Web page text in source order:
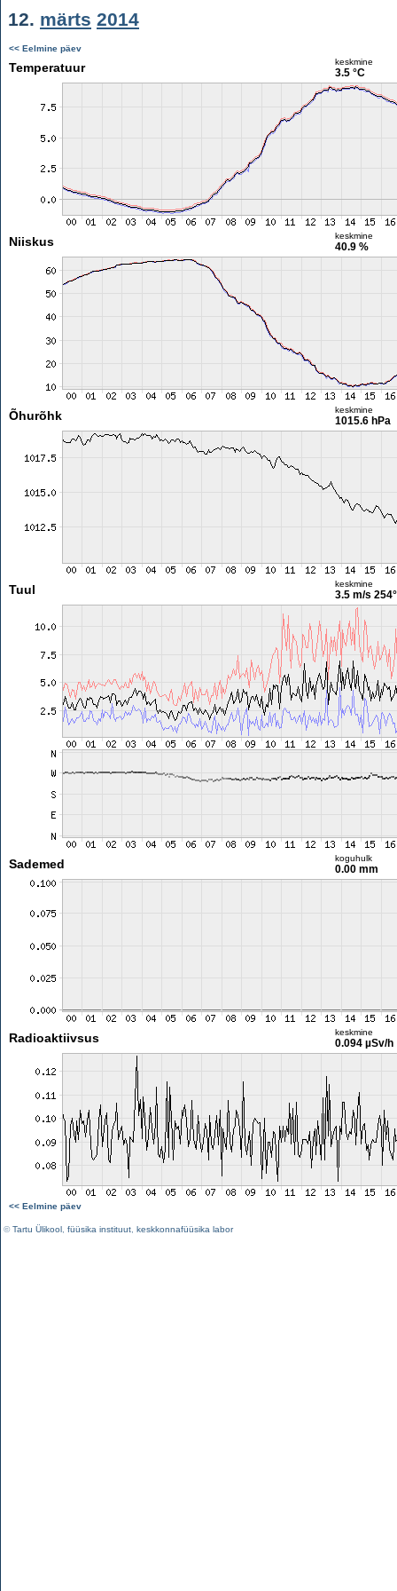
12. märts 2014
<< Eelmine päev
Temperatuur keskmine
3.5 °C
Niiskus keskmine
40.9 %
Õhurõhk keskmine
1015.6 hPa
Tuul keskmine
3.5 m/s 254°
Sademed koguhulk
0.00 mm
Radioaktiivsus keskmine
0.094 µSv/h
<< Eelmine päev
©Tartu Ülikool füüsika instituut keskkonnafüüsika labor